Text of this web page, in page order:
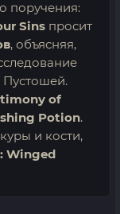
поручения:
Sins просит
, объясняя,
Пустошей.
of
Potion.
и кости,
Winged